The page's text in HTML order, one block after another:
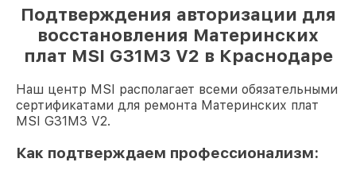
Подтверждения авторизации для
восстановления Материнских
плат MSI G31M3 V2 в Краснодаре
Наш центр MSI располагает всеми обязательными
сертификатами для ремонта Материнских плат
MSI G31M3 V2.
Как подтверждаем профессионализм: